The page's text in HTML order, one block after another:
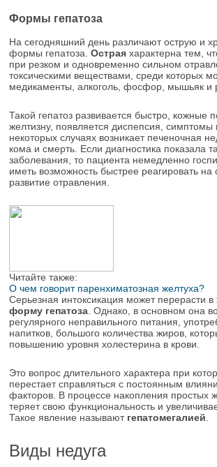
Формы гепатоза
На сегодняшний день различают острую и
формы гепатоза.Острая характерна тем,
при резком и одновременно сильном
токсическими веществами, среди которых
медикаменты, алкоголь, фосфор, мышьяк и
Такой гепатоз развивается быстро, кожные
желтизну, появляется диспепсия, симптомы
некоторых случаях возникает печеночная
кома и смерть. Если диагностика показала
заболевания, то пациента немедленно
иметь возможность быстрее реагировать на
развитие отравления.
Читайте также:
О чем говорит паренхиматозная желтуха?
Серьезная интоксикация может перерасти в
форму гепатоза. Однако, в основном она
регулярного неправильного питания,
напитков, большого количества жиров,
повышению уровня холестерина в крови.
Это вопрос длительного характера при
перестает справляться с постоянным
факторов. В процессе накопления простых
теряет свою функциональность и
Такое явление называют гепатомегалией.
Виды недуга